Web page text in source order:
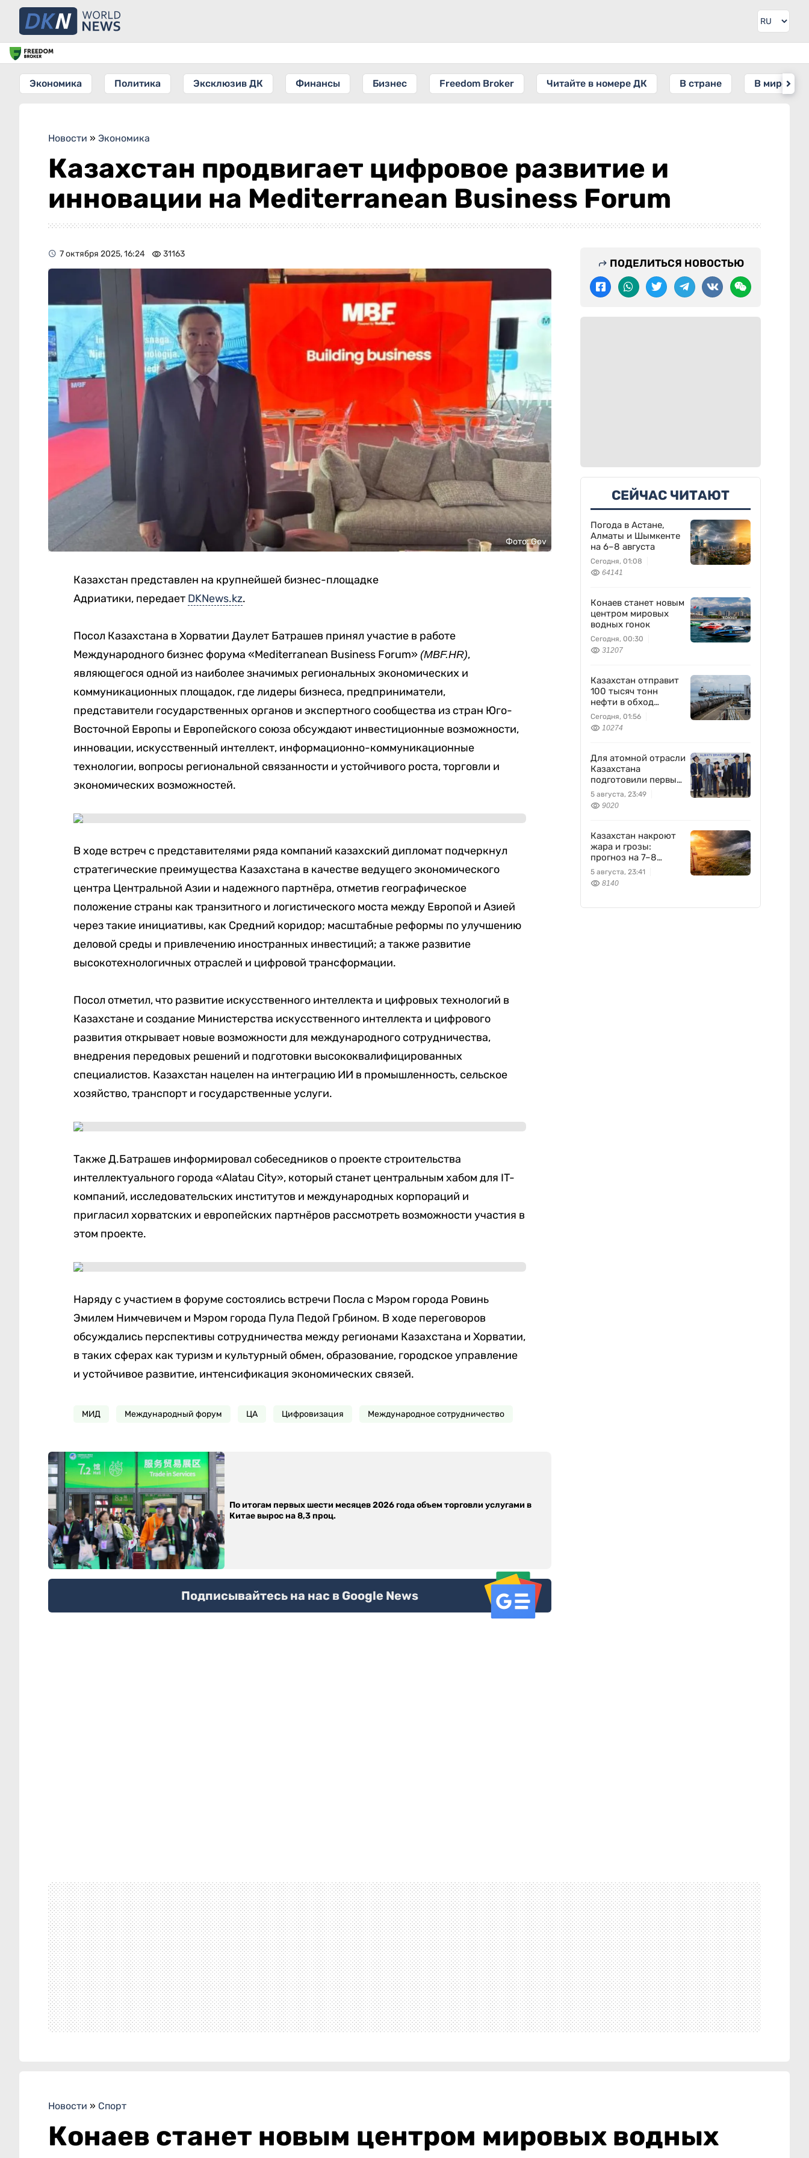
Экономика Политика Эксклюзив ДК Финансы Бизнес Freedom Broker Читайте в номере ДК В стране В мире
Новости » Экономика
Казахстан продвигает цифровое развитие и
инновации на Mediterranean Business Forum
7 октября 2025, 16:24 31163
Фото: Gov
Казахстан представлен на крупнейшей бизнес-площадке
Адриатики, передает DKNews.kz.
Посол Казахстана в Хорватии Даулет Батрашев принял участие в работе
Международного бизнес форума «Mediterranean Business Forum» (MBF.HR),
являющегося одной из наиболее значимых региональных экономических и
коммуникационных площадок, где лидеры бизнеса, предприниматели,
представители государственных органов и экспертного сообщества из стран Юго-
Восточной Европы и Европейского союза обсуждают инвестиционные возможности,
инновации, искусственный интеллект, информационно-коммуникационные
технологии, вопросы региональной связанности и устойчивого роста, торговли и
экономических возможностей.
В ходе встреч с представителями ряда компаний казахский дипломат подчеркнул
стратегические преимущества Казахстана в качестве ведущего экономического
центра Центральной Азии и надежного партнёра, отметив географическое
положение страны как транзитного и логистического моста между Европой и Азией
через такие инициативы, как Средний коридор; масштабные реформы по улучшению
деловой среды и привлечению иностранных инвестиций; а также развитие
высокотехнологичных отраслей и цифровой трансформации.
Посол отметил, что развитие искусственного интеллекта и цифровых технологий в
Казахстане и создание Министерства искусственного интеллекта и цифрового
развития открывает новые возможности для международного сотрудничества,
внедрения передовых решений и подготовки высококвалифицированных
специалистов. Казахстан нацелен на интеграцию ИИ в промышленность, сельское
хозяйство, транспорт и государственные услуги.
Также Д.Батрашев информировал собеседников о проекте строительства
интеллектуального города «Alatau City», который станет центральным хабом для IT-
компаний, исследовательских институтов и международных корпораций и
пригласил хорватских и европейских партнёров рассмотреть возможности участия в
этом проекте.
Наряду с участием в форуме состоялись встречи Посла с Мэром города Ровинь
Эмилем Нимчевичем и Мэром города Пула Педой Грбином. В ходе переговоров
обсуждались перспективы сотрудничества между регионами Казахстана и Хорватии,
в таких сферах как туризм и культурный обмен, образование, городское управление
и устойчивое развитие, интенсификация экономических связей.
МИД Международный форум ЦА Цифровизация Международное сотрудничество
По итогам первых шести месяцев 2026 года объем торговли услугами в
Китае вырос на 8,3 проц.
Подписывайтесь на нас в Google News
ПОДЕЛИТЬСЯ НОВОСТЬЮ
СЕЙЧАС ЧИТАЮТ
Погода в Астане,
Алматы и Шымкенте
на 6–8 августа
Сегодня, 01:08
64141
Конаев станет новым
центром мировых
водных гонок
Сегодня, 00:30
31207
Казахстан отправит
100 тысяч тонн
нефти в обход
России
Сегодня, 01:56
10274
Для атомной отрасли
Казахстана
подготовили первых
специалистов
5 августа, 23:49
9020
Казахстан накроют
жара и грозы:
прогноз на 7–8
августа
5 августа, 23:41
8140
Новости » Спорт
Конаев станет новым центром мировых водных